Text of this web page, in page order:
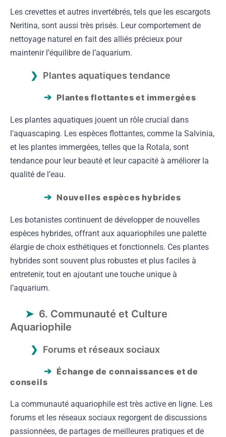
Les crevettes et autres invertébrés, tels que les escargots
Neritina, sont aussi très prisés. Leur comportement de
nettoyage naturel en fait des alliés précieux pour
maintenir l’équilibre de l’aquarium.
Plantes aquatiques tendance
Plantes flottantes et immergées
Les plantes aquatiques jouent un rôle crucial dans
l’aquascaping. Les espèces flottantes, comme la Salvinia,
et les plantes immergées, telles que la Rotala, sont
tendance pour leur beauté et leur capacité à améliorer la
qualité de l’eau.
Nouvelles espèces hybrides
Les botanistes continuent de développer de nouvelles
espèces hybrides, offrant aux aquariophiles une palette
élargie de choix esthétiques et fonctionnels. Ces plantes
hybrides sont souvent plus robustes et plus faciles à
entretenir, tout en ajoutant une touche unique à
l’aquarium.
6. Communauté et Culture
Aquariophile
Forums et réseaux sociaux
Échange de connaissances et de
conseils
La communauté aquariophile est très active en ligne. Les
forums et les réseaux sociaux regorgent de discussions
passionnées, de partages de meilleures pratiques et de